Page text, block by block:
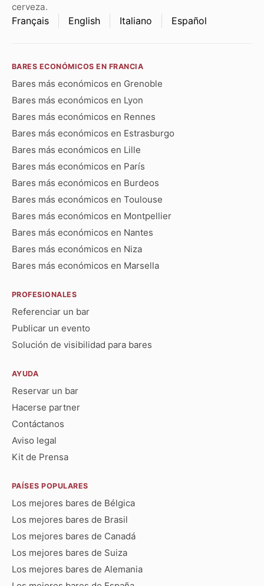
cerveza.
Français English Italiano Español
BARES ECONÓMICOS EN FRANCIA
Bares más económicos en Grenoble
Bares más económicos en Lyon
Bares más económicos en Rennes
Bares más económicos en Estrasburgo
Bares más económicos en Lille
Bares más económicos en París
Bares más económicos en Burdeos
Bares más económicos en Toulouse
Bares más económicos en Montpellier
Bares más económicos en Nantes
Bares más económicos en Niza
Bares más económicos en Marsella
PROFESIONALES
Referenciar un bar
Publicar un evento
Solución de visibilidad para bares
AYUDA
Reservar un bar
Hacerse partner
Contáctanos
Aviso legal
Kit de Prensa
PAÍSES POPULARES
Los mejores bares de Bélgica
Los mejores bares de Brasil
Los mejores bares de Canadá
Los mejores bares de Suiza
Los mejores bares de Alemania